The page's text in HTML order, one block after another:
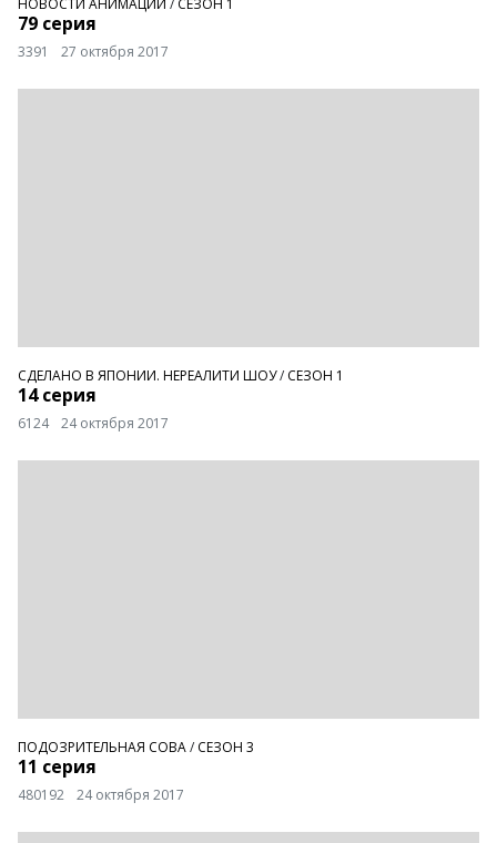
79 серия
3391 27 октября 2017
СДЕЛАНО В ЯПОНИИ. НЕРЕАЛИТИ ШОУ/ СЕЗОН 1
14 серия
6124 24 октября 2017
ПОДОЗРИТЕЛЬНАЯ СОВА/ СЕЗОН 3
11 серия
480192 24 октября 2017